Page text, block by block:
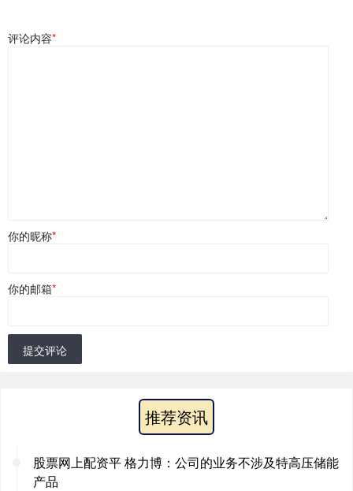
评论内容*
你的昵称*
你的邮箱*
提交评论
推荐资讯
股票网上配资平 格力博：公司的业务不涉及特高压储能
产品